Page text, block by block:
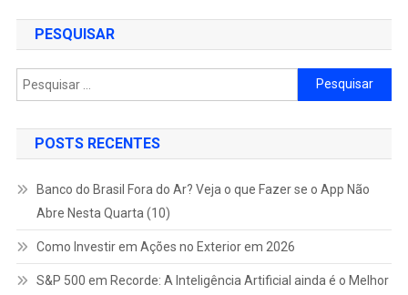
PESQUISAR
Pesquisar
por:
POSTS RECENTES
Banco do Brasil Fora do Ar? Veja o que Fazer se o App Não
Abre Nesta Quarta (10)
Como Investir em Ações no Exterior em 2026
S&P 500 em Recorde: A Inteligência Artificial ainda é o Melhor